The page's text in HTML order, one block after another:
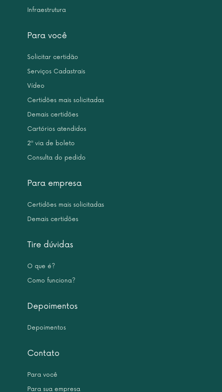
Infraestrutura
Para você
Solicitar certidão
Serviços Cadastrais
Vídeo
Certidões mais solicitadas
Demais certidões
Cartórios atendidos
2ª via de boleto
Consulta do pedido
Para empresa
Certidões mais solicitadas
Demais certidões
Tire dúvidas
O que é?
Como funciona?
Depoimentos
Depoimentos
Contato
Para você
Para sua empresa